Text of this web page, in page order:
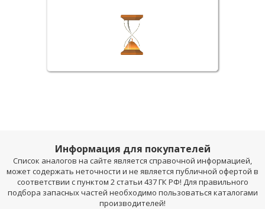
Информация для покупателей
Список аналогов на сайте является справочной информацией,
может содержать неточности и не является публичной офертой в
соответствии с пунктом 2 статьи 437 ГК РФ! Для правильного
подбора запасных частей необходимо пользоваться каталогами
производителей!